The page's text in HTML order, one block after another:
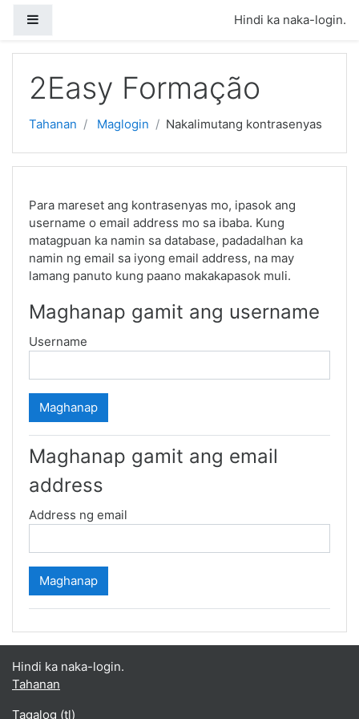
Hindi ka naka-login.
2Easy Formação
Tahanan Maglogin Nakalimutang kontrasenyas
Para mareset ang kontrasenyas mo, ipasok ang
username o email address mo sa ibaba. Kung
matagpuan ka namin sa database, padadalhan ka
namin ng email sa iyong email address, na may
lamang panuto kung paano makakapasok muli.
Maghanap gamit ang username
Username
Maghanap gamit ang email
address
Address ng email
Hindi ka naka-login.
Tahanan
Tagalog ‎(tl)‎